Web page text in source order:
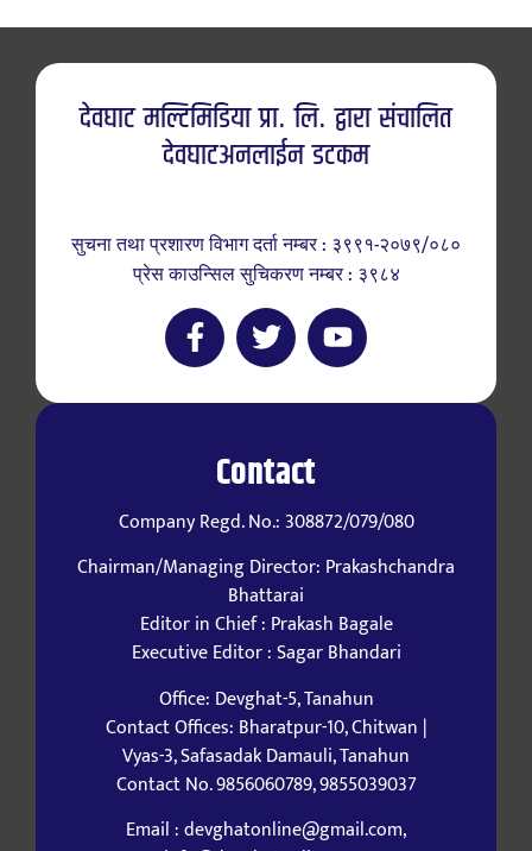
देवघाट मल्टिमिडिया प्रा. लि. द्वारा संचालित
देवघाटअनलाईन डटकम
सुचना तथा प्रशारण विभाग दर्ता नम्बर : ३९९१-२०७९/०८०
प्रेस काउन्सिल सुचिकरण नम्बर : ३९८४
Contact
Company Regd. No.: 308872/079/080
Chairman/Managing Director: Prakashchandra
Bhattarai
Editor in Chief : Prakash Bagale
Executive Editor : Sagar Bhandari
Office: Devghat-5, Tanahun
Contact Offices: Bharatpur-10, Chitwan |
Vyas-3, Safasadak Damauli, Tanahun
Contact No. 9856060789, 9855039037
Email : devghatonline@gmail.com,